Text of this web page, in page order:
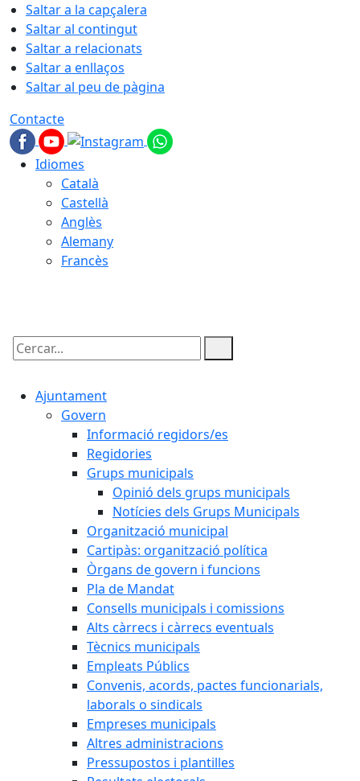
Saltar a la capçalera
Saltar al contingut
Saltar a relacionats
Saltar a enllaços
Saltar al peu de pàgina
Contacte
Idiomes
Català
Castellà
Anglès
Alemany
Francès
Cercar:
Ajuntament
Govern
Informació regidors/es
Regidories
Grups municipals
Opinió dels grups municipals
Notícies dels Grups Municipals
Organització municipal
Cartipàs: organització política
Òrgans de govern i funcions
Pla de Mandat
Consells municipals i comissions
Alts càrrecs i càrrecs eventuals
Tècnics municipals
Empleats Públics
Convenis, acords, pactes funcionarials,
laborals o sindicals
Empreses municipals
Altres administracions
Pressupostos i plantilles